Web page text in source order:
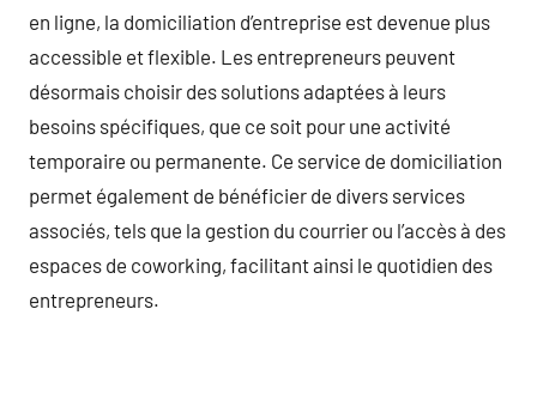
en ligne, la domiciliation d’entreprise est devenue plus
accessible et flexible. Les entrepreneurs peuvent
désormais choisir des solutions adaptées à leurs
besoins spécifiques, que ce soit pour une activité
temporaire ou permanente. Ce service de domiciliation
permet également de bénéficier de divers services
associés, tels que la gestion du courrier ou l’accès à des
espaces de coworking, facilitant ainsi le quotidien des
entrepreneurs.